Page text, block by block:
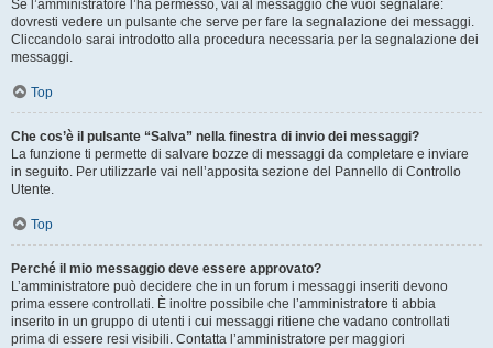
Se l’amministratore l’ha permesso, vai al messaggio che vuoi segnalare:
dovresti vedere un pulsante che serve per fare la segnalazione dei messaggi.
Cliccandolo sarai introdotto alla procedura necessaria per la segnalazione dei
messaggi.
Top
Che cos’è il pulsante “Salva” nella finestra di invio dei messaggi?
La funzione ti permette di salvare bozze di messaggi da completare e inviare
in seguito. Per utilizzarle vai nell’apposita sezione del Pannello di Controllo
Utente.
Top
Perché il mio messaggio deve essere approvato?
L’amministratore può decidere che in un forum i messaggi inseriti devono
prima essere controllati. È inoltre possibile che l’amministratore ti abbia
inserito in un gruppo di utenti i cui messaggi ritiene che vadano controllati
prima di essere resi visibili. Contatta l’amministratore per maggiori